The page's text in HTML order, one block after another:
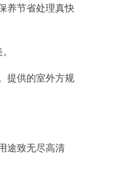
养节省处理真快
提供的室外方规
途致无尽高清